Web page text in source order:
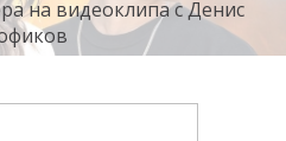
на видеоклипа с Денис